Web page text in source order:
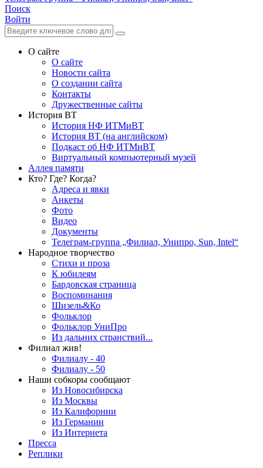
Поиск
Войти
О сайте
О сайте
Новости сайта
О создании сайта
Контакты
Дружественные сайты
История ВТ
История НФ ИТМиВТ
История ВТ (на английском)
Подкаст об НФ ИТМиВТ
Виртуальный компьютерный музей
Аллея памяти
Кто? Где? Когда?
Адреса и явки
Анкеты
Фото
Видео
Документы
Телеграм-группа „Филиал, Унипро, Sun, Intel“
Народное творчество
Стихи и проза
К юбилеям
Бардовская страница
Воспоминания
Шизель&Ко
Фольклор
Фольклор УниПро
Из дальних странствий...
Филиал жив!
Филиалу - 40
Филиалу - 50
Наши собкоры сообщают
Из Новосибирска
Из Москвы
Из Калифорнии
Из Германии
Из Интернета
Пресса
Реплики